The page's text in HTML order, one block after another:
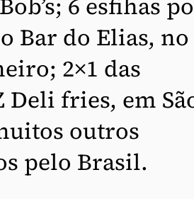
Bar do Elias, no
2×1 das
Deli fries, em
outros
pelo Brasil.